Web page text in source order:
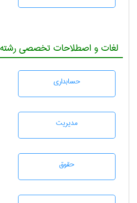
لغات و اصطلاحات تخصصی رشته
حسابداری
مديريت
حقوق